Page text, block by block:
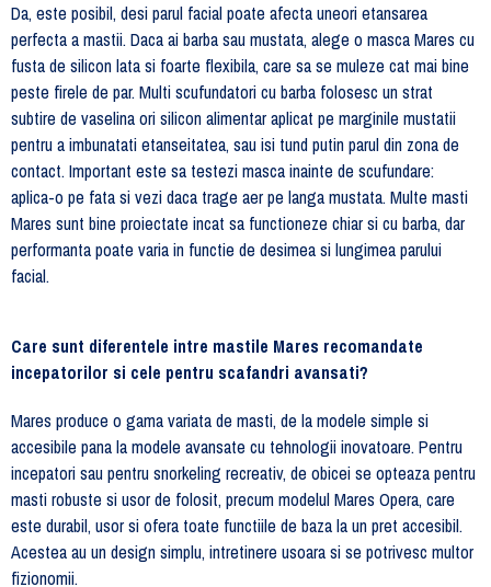
Da, este posibil, desi parul facial poate afecta uneori etansarea
perfecta a mastii. Daca ai barba sau mustata, alege o masca Mares cu
fusta de silicon lata si foarte flexibila, care sa se muleze cat mai bine
peste firele de par. Multi scufundatori cu barba folosesc un strat
subtire de vaselina ori silicon alimentar aplicat pe marginile mustatii
pentru a imbunatati etanseitatea, sau isi tund putin parul din zona de
contact. Important este sa testezi masca inainte de scufundare:
aplica-o pe fata si vezi daca trage aer pe langa mustata. Multe masti
Mares sunt bine proiectate incat sa functioneze chiar si cu barba, dar
performanta poate varia in functie de desimea si lungimea parului
facial.
Care sunt diferentele intre mastile Mares recomandate
incepatorilor si cele pentru scafandri avansati?
Mares produce o gama variata de masti, de la modele simple si
accesibile pana la modele avansate cu tehnologii inovatoare. Pentru
incepatori sau pentru snorkeling recreativ, de obicei se opteaza pentru
masti robuste si usor de folosit, precum modelul Mares Opera, care
este durabil, usor si ofera toate functiile de baza la un pret accesibil.
Acestea au un design simplu, intretinere usoara si se potrivesc multor
fizionomii.